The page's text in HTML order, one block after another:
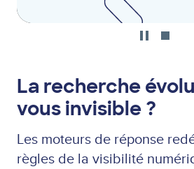
La recherche
vous invisible ?
Les moteurs de réponse
règles de la visibilité